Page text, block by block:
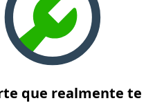
que realmente te